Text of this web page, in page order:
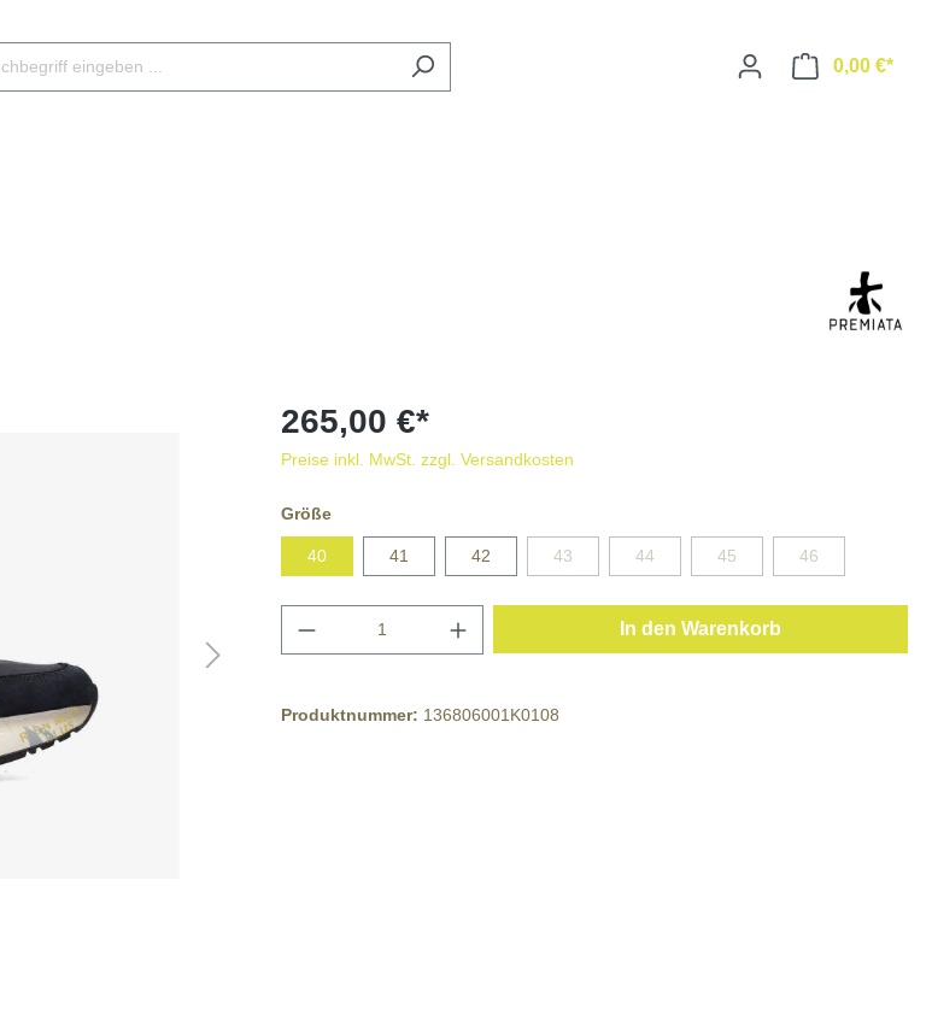
0,00 €*
265,00 €*
Preise inkl. MwSt. zzgl. Versandkosten
Größe
40 41 42 43 44 45 46
In den Warenkorb
Produktnummer: 136806001K0108